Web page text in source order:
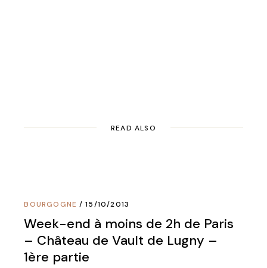
READ ALSO
BOURGOGNE 15/10/2013
Week-end à moins de 2h de Paris
– Château de Vault de Lugny –
1ère partie